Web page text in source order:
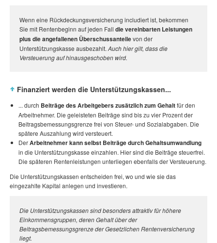
Wenn eine Rückdeckungsversicherung includiert ist, bekommen
Sie mit Rentenbeginn auf jeden Fall die vereinbarten Leistungen
plus die angefallenen Überschussanteilevon der
Unterstützungskasse ausbezahlt. Auch hier gilt, dass die
Versteuerung auf hinausgeschoben wird.
Finanziert werden die Unterstützungskassen...
... durch Beiträge des Arbeitgebers zusätzlich zum Gehaltfür den
Arbeitnehmer. Die geleisteten Beiträge sind bis zu vier Prozent der
Beitragsbemessungsgrenze frei von Steuer- und Sozialabgaben. Die
spätere Auszahlung wird versteuert.
DerArbeitnehmer kann selbst Beiträge durch Gehaltsumwandlung
in die Unterstützungskasse einzahlen. Hier sind die Beiträge steuerfrei.
Die späteren Rentenleistungen unterliegen ebenfalls der Versteuerung.
Die Unterstützungskassen entscheiden frei, wo und wie sie das
eingezahlte Kapital anlegen und investieren.
Die Unterstützungskassen sind besonders attraktiv für höhere
Einkommensgruppen, deren Gehalt über der
Beitragsbemessungsgrenze der Gesetzlichen Rentenversicherung
liegt.